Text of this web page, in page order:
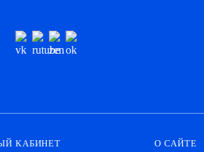
КАБИНЕТ О САЙТЕ